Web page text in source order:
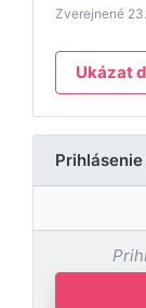
Zverejnené
Ukázat